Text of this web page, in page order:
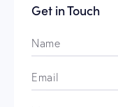
Get in Touch